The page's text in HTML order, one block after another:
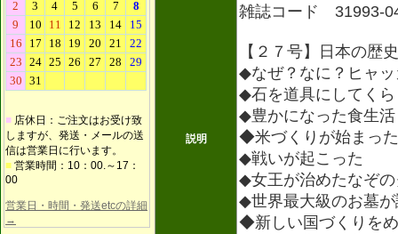
■ 店休日：ご注文はお受け致
しますが、発送・メールの送
信は営業日に行います。
■ 営業時間：10：00.～17：
00
営業日・時間・発送etcの詳細
→
説明
雑誌コード 31993-
【２７号】日本の歴
◆なぜ？なに？ヒャ
◆石を道具にしてく
◆豊かになった食生活
◆米づくりが始まった
◆戦いが起こった
◆女王が治めたなぞ
◆世界最大級のお墓
◆新しい国づくりを